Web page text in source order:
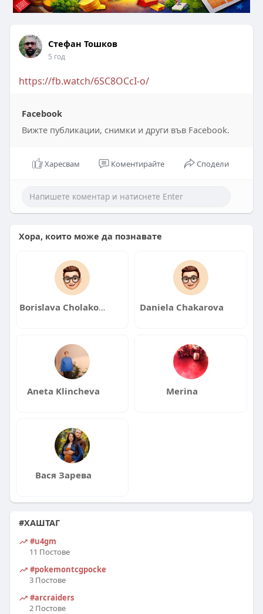
Стефан Тошков
5 год
https://fb.watch/6SC8OCcI-o/
Facebook
Вижте публикации, снимки и други във Facebook.
Харесвам Коментирайте Сподели
Хора, които може да познавате
Borislava Cholakova Daniela Chakarova
Aneta Klincheva Merina
Вася Зарева
#ХАШТАГ
#u4gm
11 Постове
#pokemontcgpocket
3 Постове
#arcraiders
2 Постове